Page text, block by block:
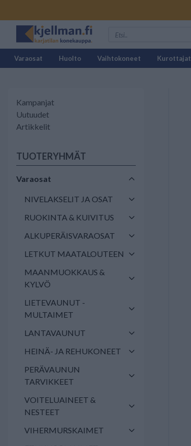
Varaosat Huolto Vaihtokoneet Kurottajat
Kampanjat
Uutuudet
Artikkelit
TUOTERYHMÄT
Varaosat
NIVELAKSELIT JA OSAT
RUOKINTA & KUIVITUS
ALKUPERÄISVARAOSAT
LETKUT MAATALOUTEEN
MAANMUOKKAUS &
KYLVÖ
LIETEVAUNUT -
MULTAIMET
LANTAVAUNUT
HEINÄ- JA REHUKONEET
PERÄVAUNUN
TARVIKKEET
VOITELUAINEET &
NESTEET
VIHERMURSKAIMET